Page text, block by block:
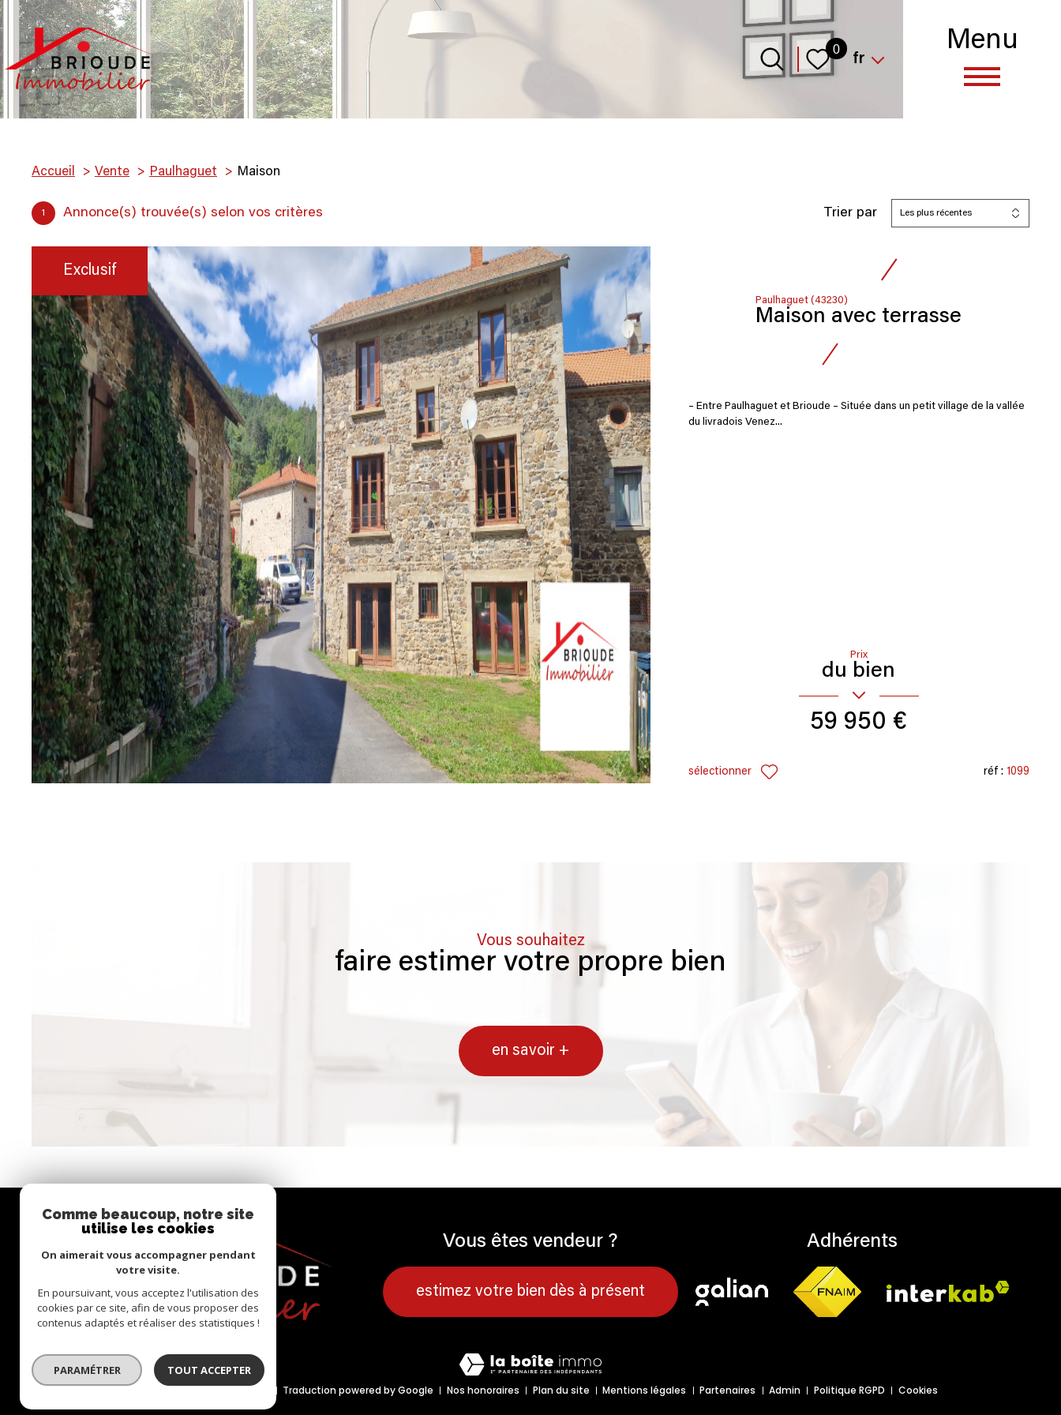
Menu
0 Langue
fr
Accueil Vente Paulhaguet Maison
1 Annonce(s) trouvée(s) selon vos critères Trier par Les plus récentes
Exclusif
Paulhaguet (43230)
Maison avec terrasse
– Entre Paulhaguet et Brioude – Située dans un petit village de la vallée
du livradois Venez...
Prix
du bien
59 950 €
sélectionner réf : 1099
sur ce bien
Vous souhaitez
faire estimer votre propre bien
en savoir +
Vous êtes vendeur ?
estimez votre bien dès à présent
Adhérents
© 2022 Tous droits réservés Traduction powered by Google Nos honoraires Plan du site Mentions légales Partenaires Admin Politique RGPD Cookies
Comme beaucoup, notre site
utilise les cookies
On aimerait vous accompagner pendant
votre visite.
En poursuivant, vous acceptez l'utilisation des
cookies par ce site, afin de vous proposer des
contenus adaptés et réaliser des statistiques !
PARAMÉTRER TOUT ACCEPTER